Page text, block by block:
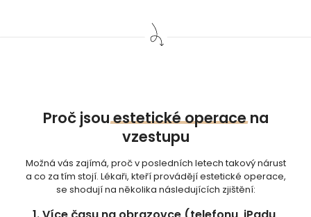
Proč jsouestetickéoperacena
vzestupu
Možná vás zajímá, proč v posledních letech takový nárust
a co za tím stojí. Lékaři, kteří provádějí estetické operace,
se shodují na několika následujících zjištění: